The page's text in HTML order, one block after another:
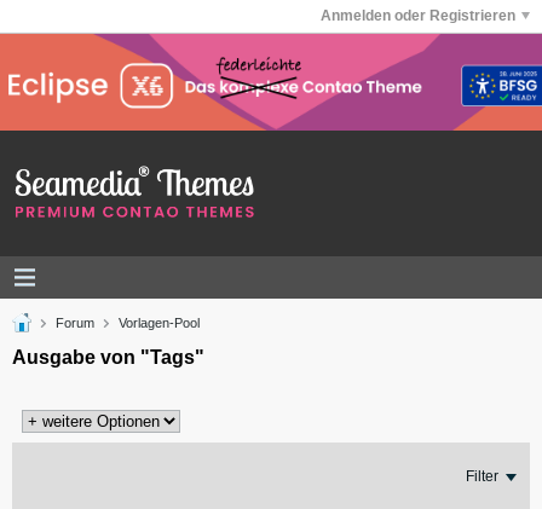
Anmelden oder Registrieren
Forum Vorlagen-Pool
Ausgabe von "Tags"
Filter